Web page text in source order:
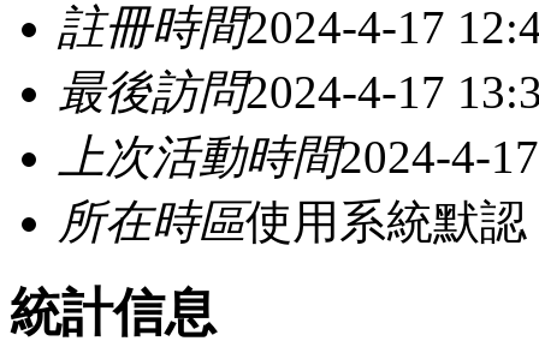
註冊時間2024-4-17
最後訪問2024-4-17
上次活動時間2024-4-
所在時區使用系統默認
統計信息